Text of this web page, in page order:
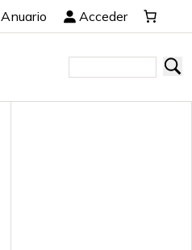
Anuario Acceder